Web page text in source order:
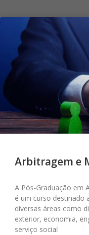
Arbitragem e
A Pós-Graduação em
é um curso destinado
diversas áreas como
exterior, economia,
serviço social